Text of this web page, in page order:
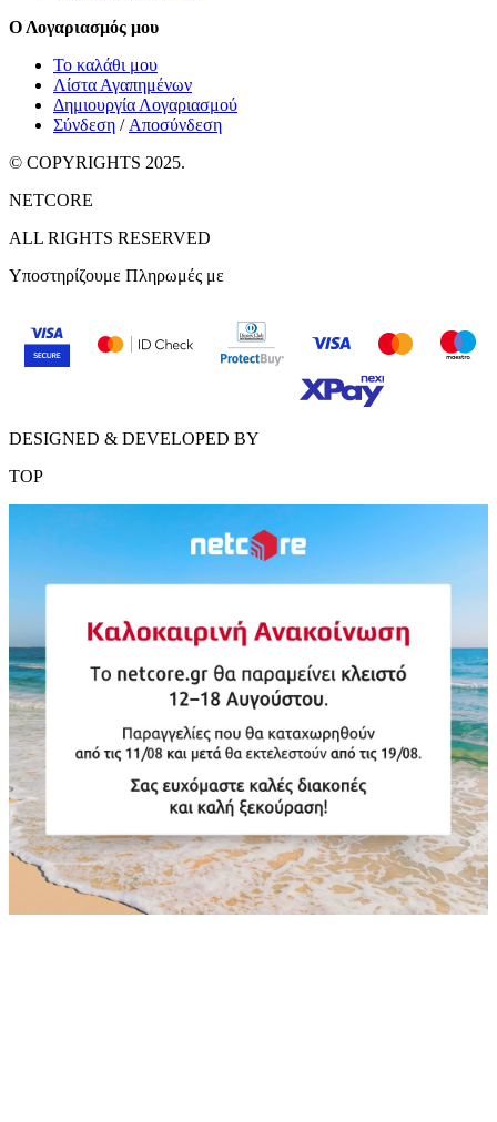
Ο Λογαριασμός μου
Το καλάθι μου
Λίστα Αγαπημένων
Δημιουργία Λογαριασμού
Σύνδεση / Αποσύνδεση
© COPYRIGHTS 2025.
NETCORE
ALL RIGHTS RESERVED
Υποστηρίζουμε Πληρωμές με
DESIGNED & DEVELOPED BY
TOP